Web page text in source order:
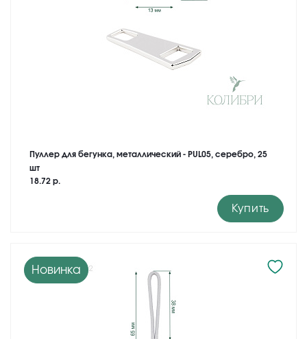
Пуллер для бегунка, металлический - PUL05, серебро, 25
шт
18.72 р.
Купить
Новинка